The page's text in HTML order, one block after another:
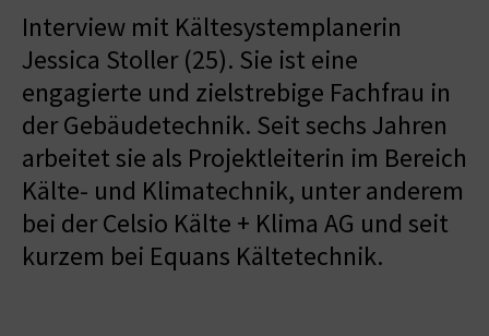
Interview mit Kältesystemplanerin
Jessica Stoller (25). Sie ist eine
engagierte und zielstrebige Fachfrau in
der Gebäudetechnik. Seit sechs Jahren
arbeitet sie als Projektleiterin im Bereich
Kälte- und Klimatechnik, unter anderem
bei der Celsio Kälte + Klima AG und seit
kurzem bei Equans Kältetechnik.